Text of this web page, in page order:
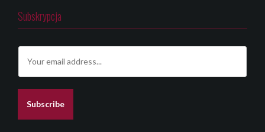
Subskrypcja
a
i
Subscribe